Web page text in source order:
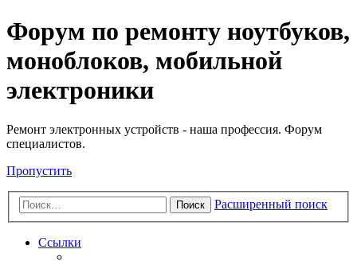
Регистрация
Форум по ремонту ноутбуков,
моноблоков, мобильной
электроники
Ремонт электронных устройств - наша профессия. Форум
специалистов.
Пропустить
Поиск Расширенный поиск
Ссылки